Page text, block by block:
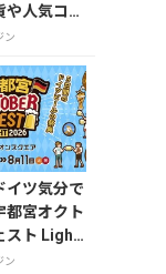
人気コス
ン
イツ気分で
都宮オクト
スト Light
7日から
ン